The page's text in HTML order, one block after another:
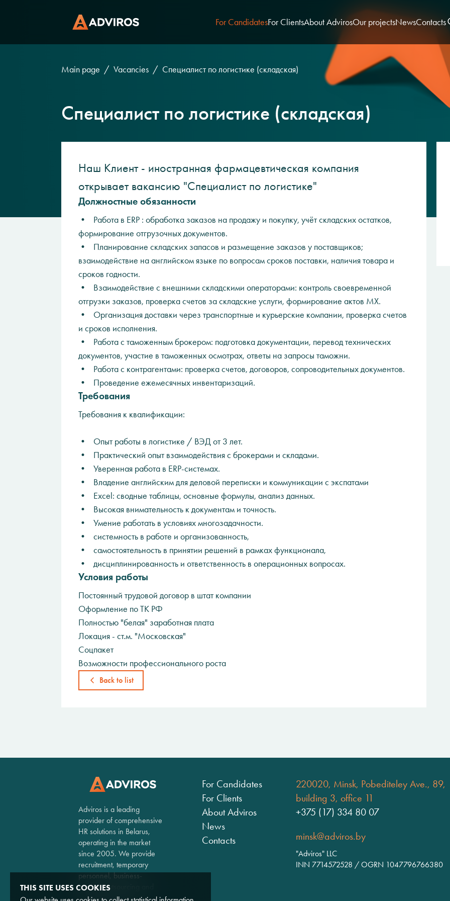
For CandidatesFor ClientsAbout AdvirosOur projectsNewsContacts
Main page Vacancies Cпециалист по логистике (складская)
Cпециалист по логистике (складская)
Наш Клиент - иностранная фармацевтическая компания
открывает вакансию "Специалист по логистике"
Должностные обязанности
• Работа в ERP : обработка заказов на продажу и покупку, учёт складских остатков,
формирование отгрузочных документов.
• Планирование складских запасов и размещение заказов у поставщиков;
взаимодействие на английском языке по вопросам сроков поставки, наличия товара и
сроков годности.
• Взаимодействие с внешними складскими операторами: контроль своевременной
отгрузки заказов, проверка счетов за складские услуги, формирование актов МХ.
• Организация доставки через транспортные и курьерские компании, проверка счетов
и сроков исполнения.
• Работа с таможенным брокером: подготовка документации, перевод технических
документов, участие в таможенных осмотрах, ответы на запросы таможни.
• Работа с контрагентами: проверка счетов, договоров, сопроводительных документов.
• Проведение ежемесячных инвентаризаций.
Требования
Требования к квалификации:
• Опыт работы в логистике / ВЭД от 3 лет.
• Практический опыт взаимодействия с брокерами и складами.
• Уверенная работа в ERP-системах.
• Владение английским для деловой переписки и коммуникации с экспатами
• Excel: сводные таблицы, основные формулы, анализ данных.
• Высокая внимательность к документам и точность.
• Умение работать в условиях многозадачности.
• системность в работе и организованность,
• самостоятельность в принятии решений в рамках функционала,
• дисциплинированность и ответственность в операционных вопросах.
Условия работы
Постоянный трудовой договор в штат компании
Оформление по ТК РФ
Полностью "белая" заработная плата
Локация - ст.м. "Московская"
Соцпакет
Возможности профессионального роста
Back to list
Adviros is a leading
provider of comprehensive
HR solutions in Belarus,
operating in the market
since 2005. We provide
recruitment, temporary
personnel, business-
process outsourcing and
consulting services.
For Candidates
For Clients
About Adviros
News
Contacts
220020, Minsk, Pobediteley Ave., 89,
building 3, office 11
+375 (17) 334 80 07
minsk@adviros.by
"Adviros" LLC
INN 7714572528 / OGRN 1047796766380
THIS SITE USES COOKIES